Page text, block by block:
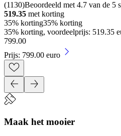
(1130)Beoordeeld met 4.7 van de 5
519.35 met korting
35% korting35% korting
35% korting, voordeelprijs: 519.35
799.00
Prijs: 799.00 euro
Maak het mooier